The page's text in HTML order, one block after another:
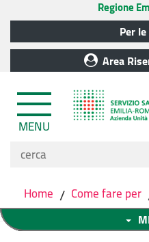
Regione
Per
Area
MENU
Home / Come fare per